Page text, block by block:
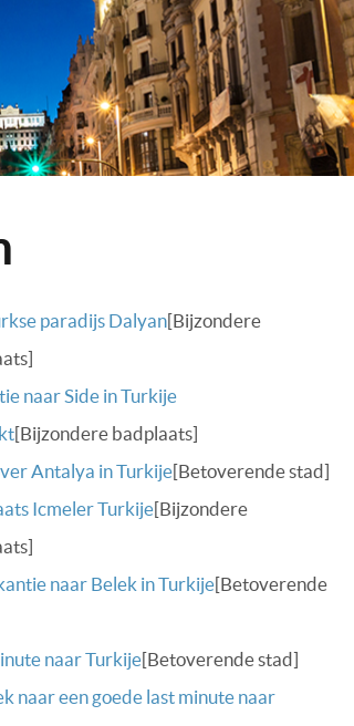
paradijs Dalyan[Bijzondere
naar Side in Turkije
[Bijzondere badplaats]
Antalya in Turkije[Betoverende stad]
Icmeler Turkije[Bijzondere
naar Belek in Turkije[Betoverende
naar Turkije[Betoverende stad]
naar een goede last minute naar